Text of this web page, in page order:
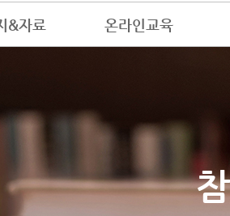
&자료 온라인교육
대